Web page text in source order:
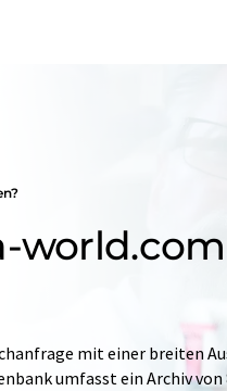
world.com
mit einer breiten
umfasst ein Archiv von